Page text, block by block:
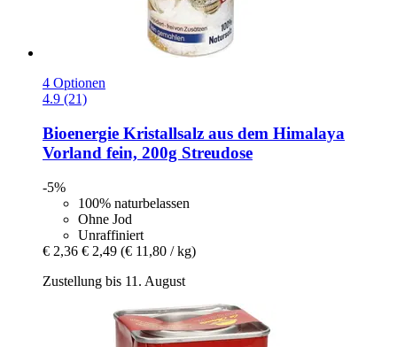
4 Optionen
4.9 (21)
Bioenergie Kristallsalz aus dem Himalaya
Vorland fein, 200g Streudose
-5%
100% naturbelassen
Ohne Jod
Unraffiniert
€ 2,36 € 2,49 (€ 11,80 / kg)
Zustellung bis 11. August